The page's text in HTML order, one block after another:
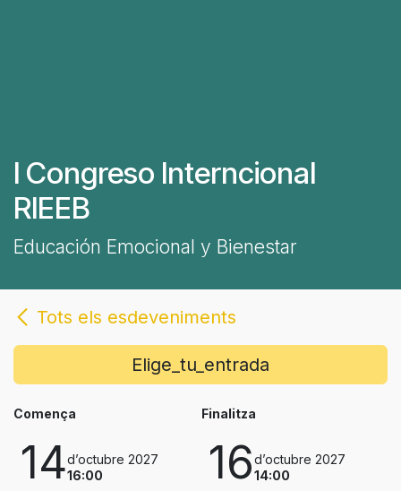
I Congreso Interncional
RIEEB
Educación Emocional y Bienestar
Tots els esdeveniments
Elige_tu_entrada
Comença
14d’octubre 2027
16:00
Finalitza
16d’octubre 2027
14:00